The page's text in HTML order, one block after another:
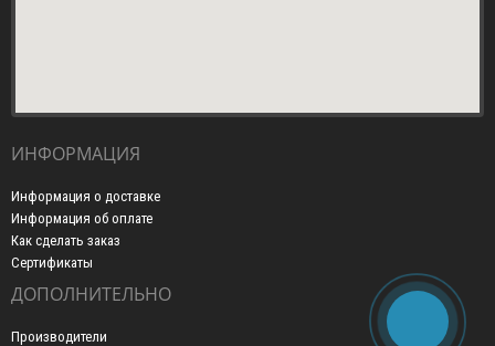
ИНФОРМАЦИЯ
Информация о доставке
Информация об оплате
Как сделать заказ
Сертификаты
ДОПОЛНИТЕЛЬНО
Производители